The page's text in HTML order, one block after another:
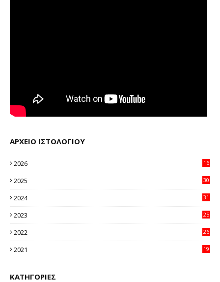
ΑΡΧΕΙΟ ΙΣΤΟΛΟΓΙΟΥ
2026
16
2025
30
2024
31
2023
25
2022
26
2021
19
ΚΑΤΗΓΟΡΙΕΣ